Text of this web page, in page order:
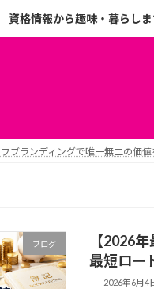
資格情報から趣味・暮らし
ブランディングで唯一無二の価
ブログ
【2026
最短ロー
2026年6月4